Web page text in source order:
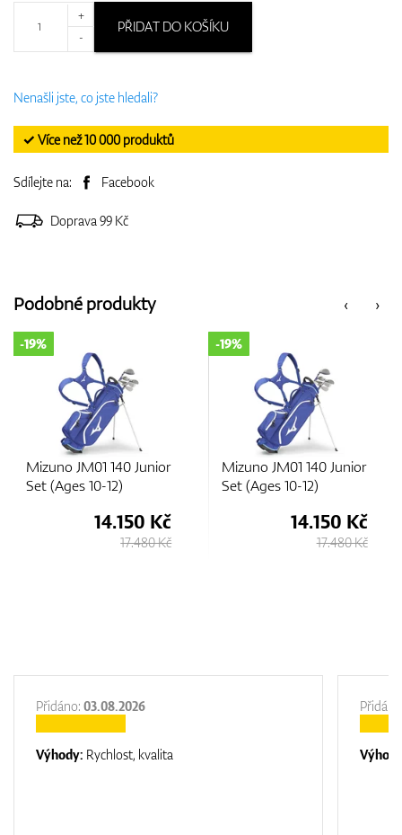
+
-
PŘIDAT DO KOŠÍKU
Nenašli jste, co jste hledali?
✓ Více než 10 000 produktů
Sdílejte na: Facebook
Doprava 99 Kč
‹
Podobné produkty ›
Mizuno JM01 140 Junior
Set (Ages 10-12)
-19%
14.150 Kč
17.480 Kč
Mizuno JM01 140 Junior
Set (Ages 10-12)
-19%
14.150 Kč
17.480 Kč
Přidáno: 03.08.2026
Výhody: Rychlost, kvalita